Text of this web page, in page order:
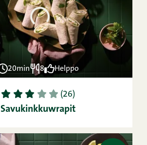
20min 8 Helppo
1 2 3 4 5 (26)
Savukinkkuwrapit